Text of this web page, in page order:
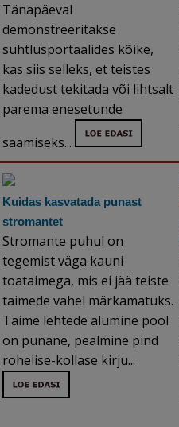
Tänapäeval
demonstreeritakse
suhtlusportaalides kõike,
kas siis selleks, et teistes
kadedust tekitada või lihtsalt
parema enesetunde
saamiseks...
Kuidas kasvatada punast
stromantet
Stromante puhul on
tegemist väga kauni
toataimega, mis ei jää teiste
taimede vahel märkamatuks.
Taime lehtede alumine pool
on punane, pealmine pind
rohelise-kollase kirju...